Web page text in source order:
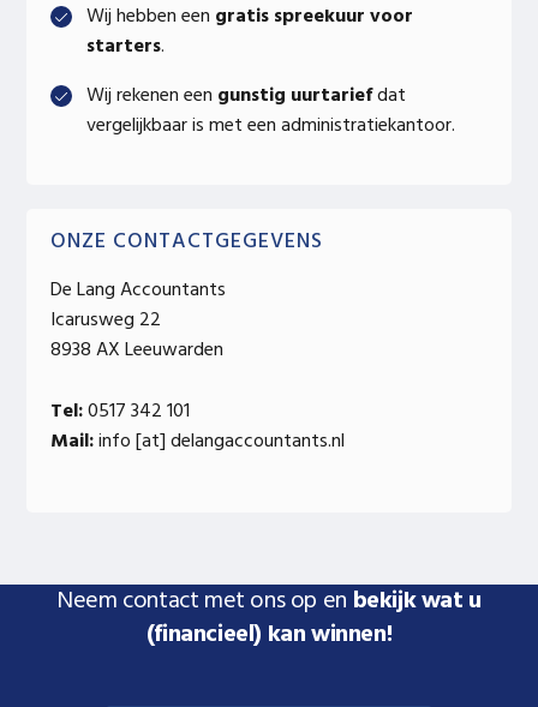
Wij hebben een gratis spreekuur voor
starters.
Wij rekenen een gunstig uurtariefdat
vergelijkbaar is met een administratiekantoor.
ONZE CONTACTGEGEVENS
De Lang Accountants
Icarusweg 22
8938 AX Leeuwarden
Tel:0517 342 101
Mail:info [at] delangaccountants.nl
Neem contact met ons op en bekijk wat u
(financieel) kan winnen!